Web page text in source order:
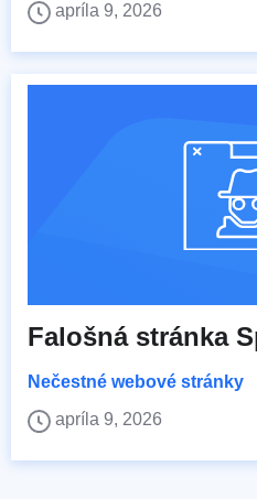
apríla 9, 2026
Falošná stránka
Nečestné webové stránky
apríla 9, 2026